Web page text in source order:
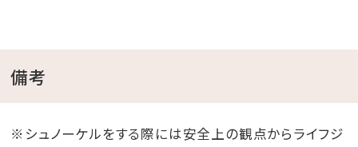
備考
※シュノーケルをする際には安全上の観点からライフジ